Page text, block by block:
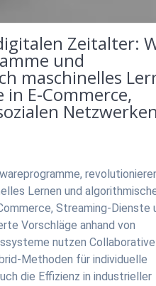
Zeitalter:
und
maschinelles
E-Commerce,
Lernen und
Streaming-Dienste
Vorschläge anhand von
nutzen Collaborative
Methoden für individuelle
die Effizienz in industrieller